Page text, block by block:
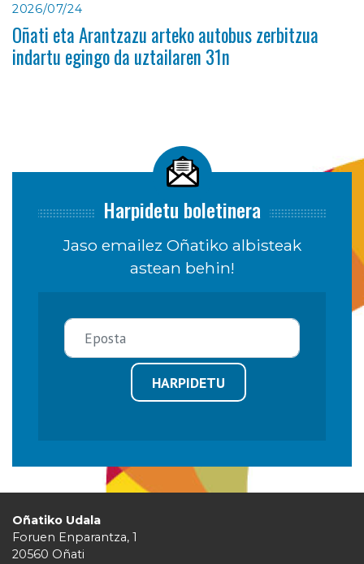
2026/07/24
Oñati eta Arantzazu arteko autobus zerbitzua
indartu egingo da uztailaren 31n
Harpidetu boletinera
Jaso emailez Oñatiko albisteak
astean behin!
HARPIDETU
Oñatiko Udala
Foruen Enparantza, 1
20560 Oñati